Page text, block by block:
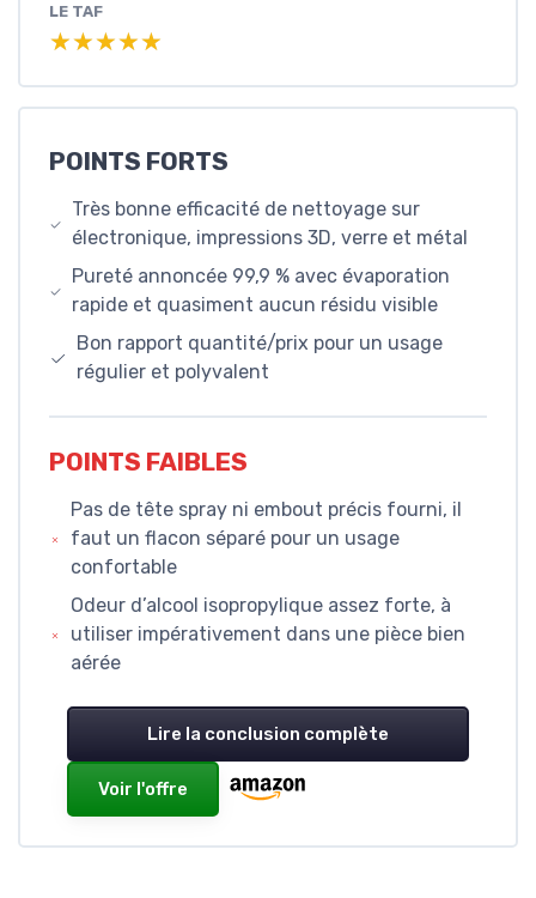
LE TAF
★★★★★
★★★★★
POINTS FORTS
Très bonne efficacité de nettoyage sur
électronique, impressions 3D, verre et métal
Pureté annoncée 99,9 % avec évaporation
rapide et quasiment aucun résidu visible
Bon rapport quantité/prix pour un usage
régulier et polyvalent
POINTS FAIBLES
Pas de tête spray ni embout précis fourni, il
faut un flacon séparé pour un usage
confortable
Odeur d’alcool isopropylique assez forte, à
utiliser impérativement dans une pièce bien
aérée
Lire la conclusion complète
Voir l'offre